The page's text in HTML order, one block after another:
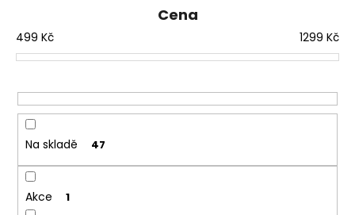
r
o
u
k
ů
Cena
499 Kč 1299 Kč
Na skladě 47
Akce 1
D
p